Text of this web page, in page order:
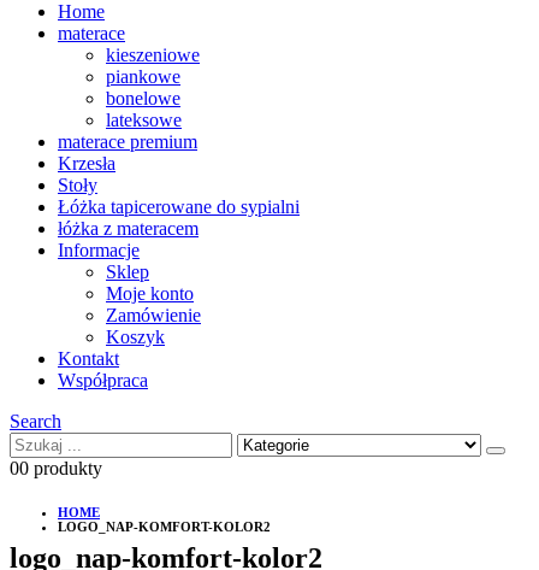
Home
materace
kieszeniowe
piankowe
bonelowe
lateksowe
materace premium
Krzesła
Stoły
Łóżka tapicerowane do sypialni
łóżka z materacem
Informacje
Sklep
Moje konto
Zamówienie
Koszyk
Kontakt
Współpraca
Search
00 produkty
HOME
LOGO_NAP-KOMFORT-KOLOR2
logo_nap-komfort-kolor2